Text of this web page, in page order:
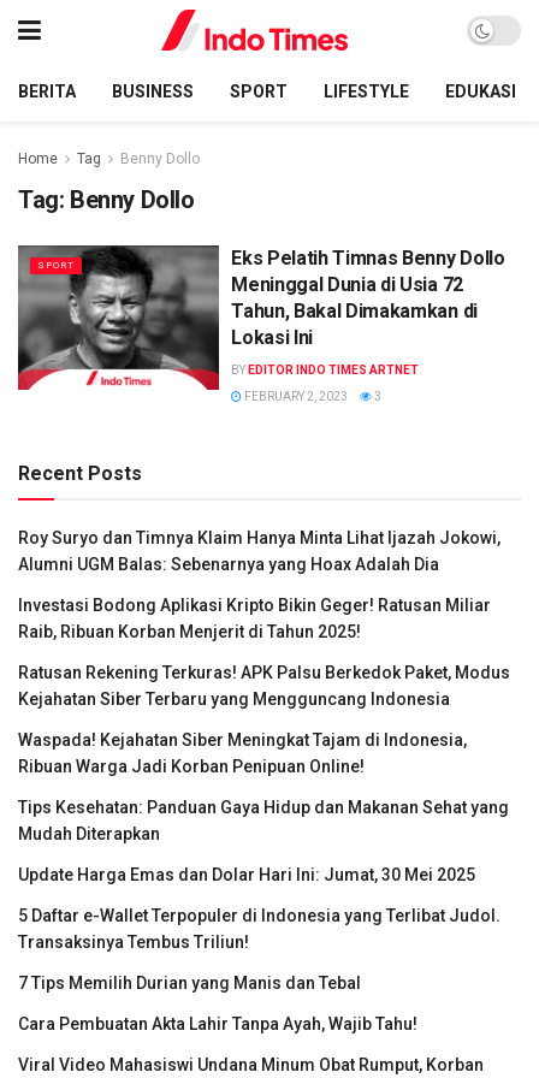
BERITA BUSINESS SPORT LIFESTYLE EDUKASI
Home Tag Benny Dollo
Tag: Benny Dollo
SPORT
Eks Pelatih Timnas Benny Dollo
Meninggal Dunia di Usia 72
Tahun, Bakal Dimakamkan di
Lokasi Ini
BY EDITOR INDO TIMES ARTNET
FEBRUARY 2, 2023
3
Recent Posts
Roy Suryo dan Timnya Klaim Hanya Minta Lihat Ijazah Jokowi,
Alumni UGM Balas: Sebenarnya yang Hoax Adalah Dia
Investasi Bodong Aplikasi Kripto Bikin Geger! Ratusan Miliar
Raib, Ribuan Korban Menjerit di Tahun 2025!
Ratusan Rekening Terkuras! APK Palsu Berkedok Paket, Modus
Kejahatan Siber Terbaru yang Mengguncang Indonesia
Waspada! Kejahatan Siber Meningkat Tajam di Indonesia,
Ribuan Warga Jadi Korban Penipuan Online!
Tips Kesehatan: Panduan Gaya Hidup dan Makanan Sehat yang
Mudah Diterapkan
Update Harga Emas dan Dolar Hari Ini: Jumat, 30 Mei 2025
5 Daftar e-Wallet Terpopuler di Indonesia yang Terlibat Judol.
Transaksinya Tembus Triliun!
7 Tips Memilih Durian yang Manis dan Tebal
Cara Pembuatan Akta Lahir Tanpa Ayah, Wajib Tahu!
Viral Video Mahasiswi Undana Minum Obat Rumput, Korban